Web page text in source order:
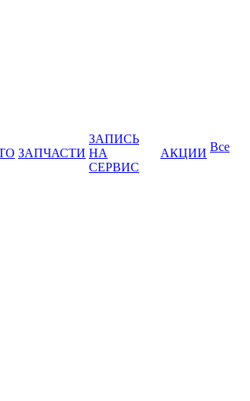
ЗАПЧАСТИ
ЗАПИСЬ
НА
СЕРВИС
АКЦИИ Все